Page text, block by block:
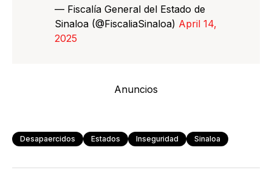
— Fiscalía General del Estado de
Sinaloa (@FiscaliaSinaloa) April 14,
2025
Anuncios
Desapaercidos Estados Inseguridad Sinaloa